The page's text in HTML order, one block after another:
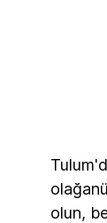
olun,